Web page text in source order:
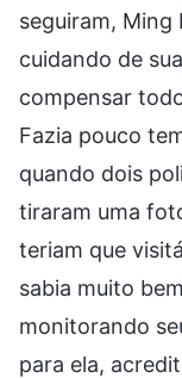
seguiram, Ming
cuidando de
compensar
Fazia pouco
quando dois
tiraram uma
teriam que
sabia muito
monitorando
para ela,